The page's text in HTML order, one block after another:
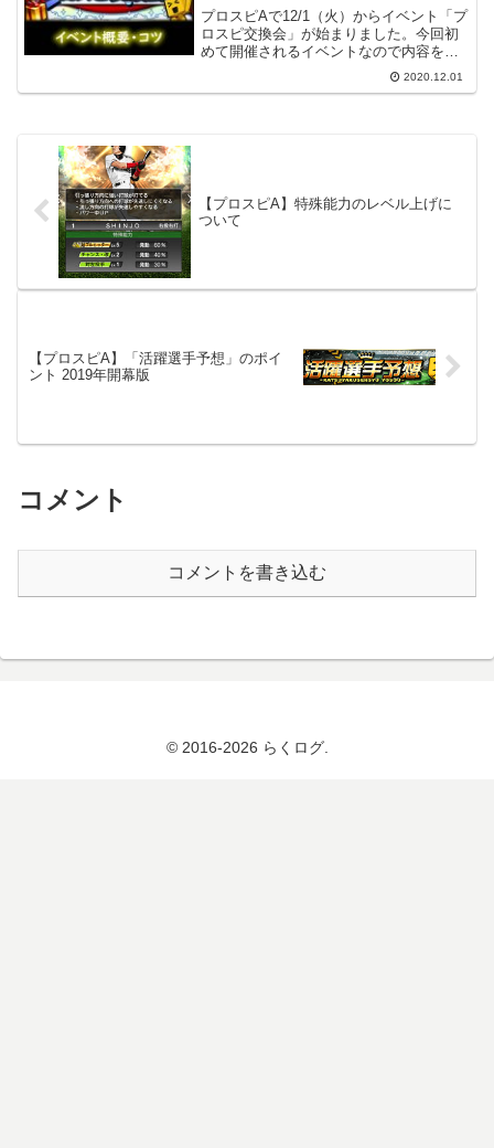
プロスピAで12/1（火）からイベント「プ
ロスピ交換会」が始まりました。今回初
めて開催されるイベントなので内容をま
とめたいと思います。【注意】個人的に
良いと思う方法を書いていますので、当
2020.12.01
【プロスピA】特殊能力のレベル上げに
ついて
【プロスピA】「活躍選手予想」のポイ
ント 2019年開幕版
コメント
コメントを書き込む
© 2016-2026 らくログ.